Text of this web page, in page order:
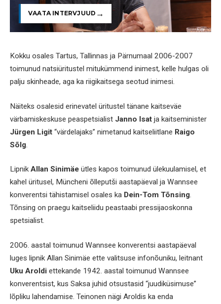
VAATA INTERVJUUD
Kokku osales Tartus, Tallinnas ja Pärnumaal 2006-2007
toimunud natsiüritustel mitukümmend inimest, kelle hulgas oli
palju skinheade, aga ka riigikaitsega seotud inimesi.
Näiteks osalesid erinevatel üritustel tänane kaitseväe
värbamiskeskuse peaspetsialist Janno Isat ja kaitseminister
Jürgen Ligit “värdelajaks” nimetanud kaitseliitlane Raigo
Sõlg.
LipnikAllan Sinimäe ütles kapos toimunud ülekuulamisel, et
kahel üritusel, Müncheni õlleputši aastapäeval ja Wannsee
konverentsi tähistamisel osales ka Dein-Tom Tõnsing.
Tõnsing on praegu kaitseliidu peastaabi pressijaoskonna
spetsialist.
2006. aastal toimunud Wannsee konverentsi aastapäeval
luges lipnik Allan Sinimäe ette valitsuse infonõuniku, leitnant
Uku Aroldi ettekande 1942. aastal toimunud Wannsee
konverentsist, kus Saksa juhid otsustasid “juudiküsimuse”
lõpliku lahendamise. Teinonen nägi Aroldis ka enda